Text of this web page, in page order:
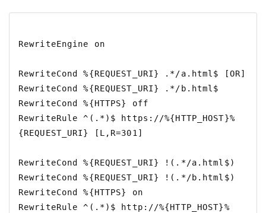
RewriteEngine on
RewriteCond %{REQUEST_URI} .*/a.html$ [OR]
RewriteCond %{REQUEST_URI} .*/b.html$
RewriteCond %{HTTPS} off
RewriteRule ^(.*)$ https://%{HTTP_HOST}%
{REQUEST_URI} [L,R=301]
RewriteCond %{REQUEST_URI} !(.*/a.html$)
RewriteCond %{REQUEST_URI} !(.*/b.html$)
RewriteCond %{HTTPS} on
RewriteRule ^(.*)$ http://%{HTTP_HOST}%